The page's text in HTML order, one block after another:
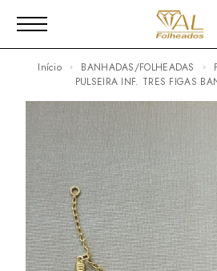
Início BANHADAS/FOLHEADAS
PULSEIRA INF. TRES FIGAS